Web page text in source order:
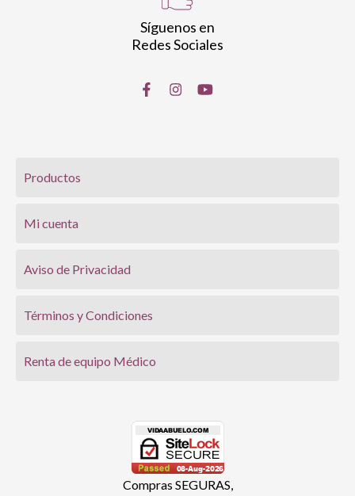
Síguenos en
Redes Sociales
Productos
Mi cuenta
Aviso de Privacidad
Términos y Condiciones
Renta de equipo Médico
Compras SEGURAS,